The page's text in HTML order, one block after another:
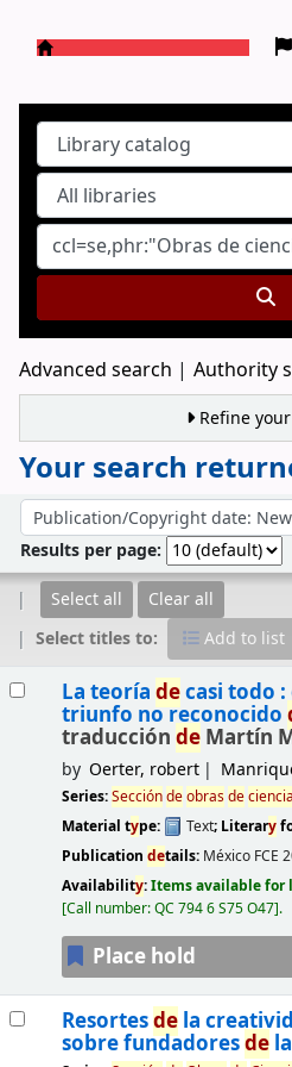
Advanced search Authority
Refine
Your search
Sort by:
Results per page:
Select all
Clear all
Select titles to:
Add to list
La teoría decasi todo :
triunfo no reconocido
traducción deMartín
by Oerter, robert
Series:Seccióndeobrasdeciencia
Material type: Text; Literary
Publication details: México FCE
Availability:Items available for
Call number:QC 794 6 S75 O47 .
Place hold
Resortesdela
sobre fundadoresdela